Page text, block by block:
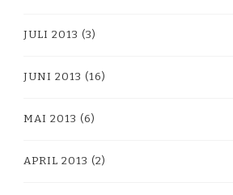
JULI 2013 (3)
JUNI 2013 (16)
MAI 2013 (6)
APRIL 2013 (2)